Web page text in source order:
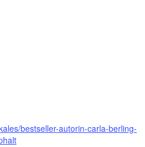
bestseller-autorin-carla-berling-